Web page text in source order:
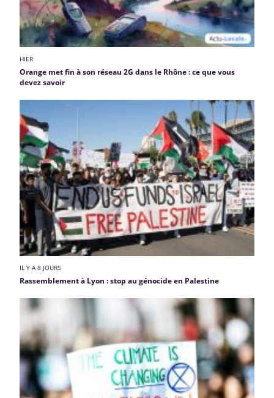
HIER
Orange met fin à son réseau 2G dans le Rhône : ce que vous
devez savoir
IL Y A 8 JOURS
Rassemblement à Lyon : stop au génocide en Palestine